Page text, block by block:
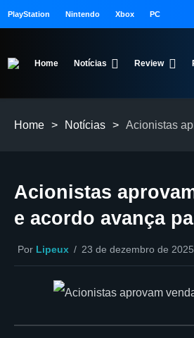
PlayStation Nintendo Xbox PC
Home Notícias Review
Home > Notícias > Acionistas
Acionistas
e acordo avança
Por Lipeux 23 de dezembro de 2025